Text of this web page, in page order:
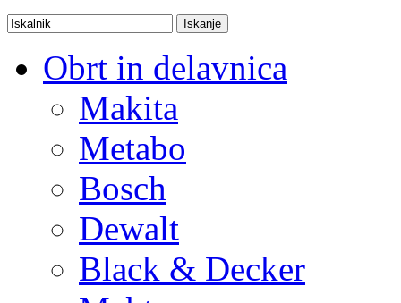
Obrt in delavnica
Makita
Metabo
Bosch
Dewalt
Black & Decker